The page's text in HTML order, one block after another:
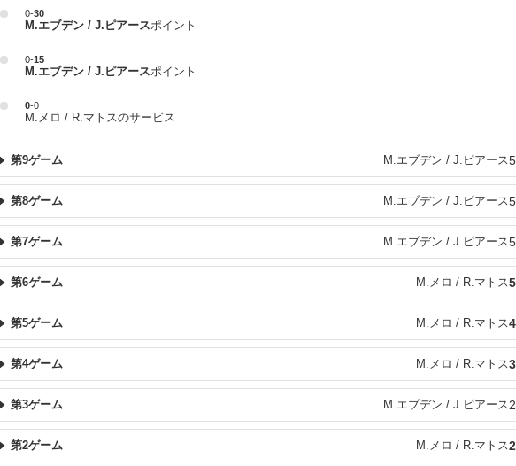
0-30
M.エブデン / J.ピアースポイント
0-15
M.エブデン / J.ピアースポイント
0-0
M.メロ / R.マトスのサービス
第9ゲーム M.エブデン / J.ピアース5
第8ゲーム M.エブデン / J.ピアース5
第7ゲーム M.エブデン / J.ピアース5
第6ゲーム M.メロ / R.マトス5
第5ゲーム M.メロ / R.マトス4
第4ゲーム M.メロ / R.マトス3
第3ゲーム M.エブデン / J.ピアース2
第2ゲーム M.メロ / R.マトス2